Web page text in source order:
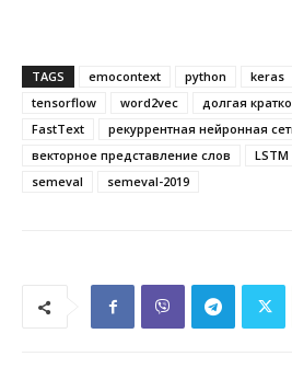
TAGS emocontext python keras
tensorflow
word2vec
долгая
FastText
рекуррентная нейронная
векторное представление слов
LSTM
semeval
semeval-2019